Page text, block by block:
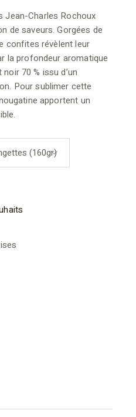
Jean-Charles Rochoux
de saveurs. Gorgées de
confites révèlent leur
la profondeur aromatique
70 % issu d’un
Pour sublimer cette
apportent un